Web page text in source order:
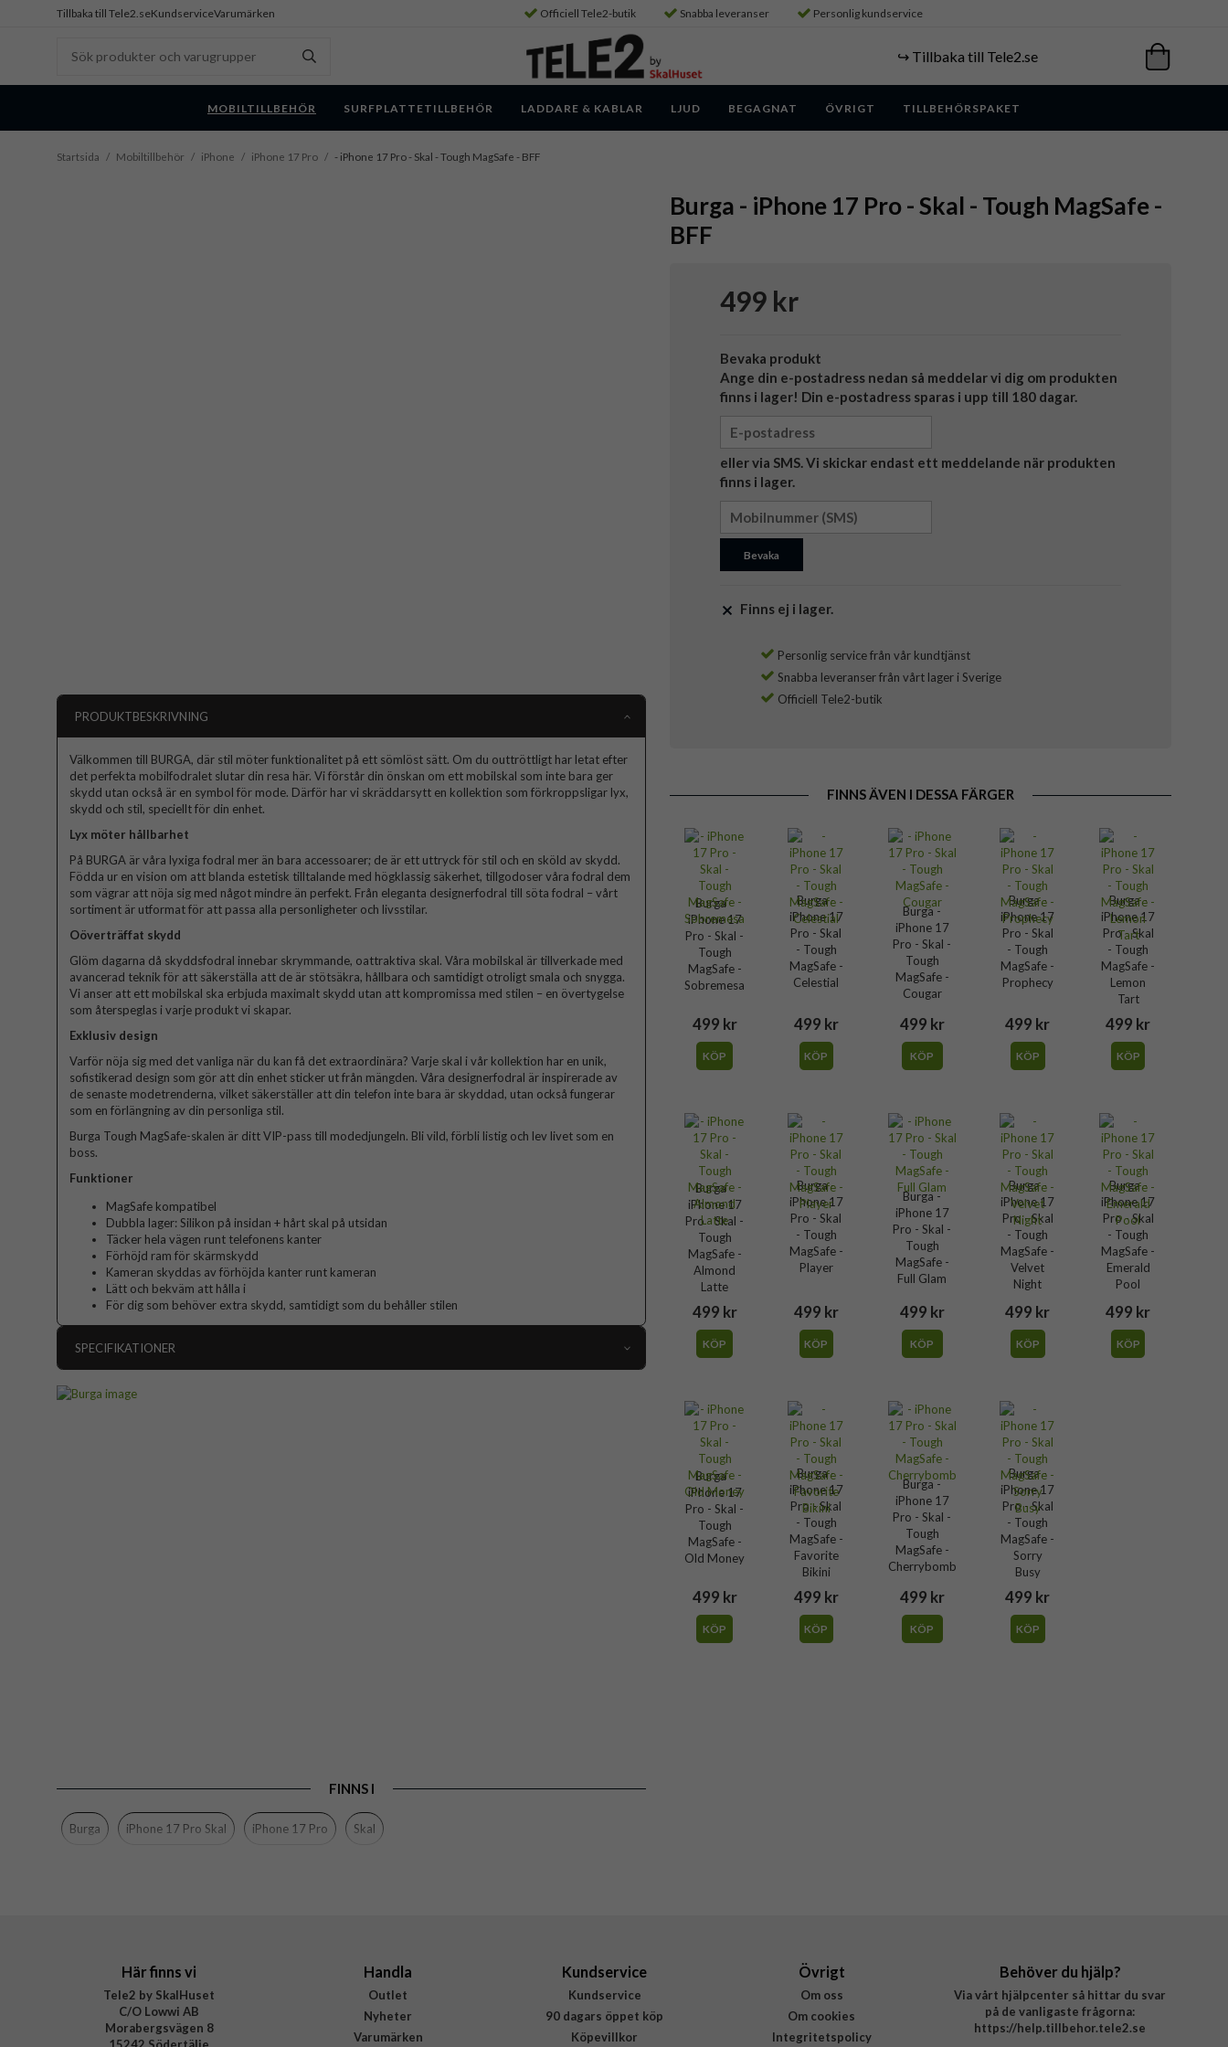
Tillbaka till Tele2.seKundserviceVarumärken Officiell Tele2-butik Snabba leveranser Personlig kundservice
↪️ Tillbaka till Tele2.se
MOBILTILLBEHÖR SURFPLATTETILLBEHÖR LADDARE & KABLAR LJUD BEGAGNAT ÖVRIGT TILLBEHÖRSPAKET
Startsida / Mobiltillbehör / iPhone / iPhone 17 Pro / - iPhone 17 Pro - Skal - Tough MagSafe - BFF
Burga - iPhone 17 Pro - Skal - Tough MagSafe -
BFF
499 kr
Bevaka produkt
Ange din e-postadress nedan så meddelar vi dig om produkten
finns i lager! Din e-postadress sparas i upp till 180 dagar.
eller via SMS. Vi skickar endast ett meddelande när produkten
finns i lager.
Bevaka
Finns ej i lager.
Personlig service från vår kundtjänst
Snabba leveranser från vårt lager i Sverige
Officiell Tele2-butik
FINNS ÄVEN I DESSA FÄRGER
Burga -
iPhone 17
Pro - Skal -
Tough
MagSafe -
Sobremesa
499 kr
KÖP
Burga -
iPhone 17
Pro - Skal
- Tough
MagSafe -
Celestial
499 kr
KÖP
Burga -
iPhone 17
Pro - Skal -
Tough
MagSafe -
Cougar
499 kr
KÖP
Burga -
iPhone 17
Pro - Skal
- Tough
MagSafe -
Prophecy
499 kr
KÖP
Burga -
iPhone 17
Pro - Skal
- Tough
MagSafe -
Lemon
Tart
499 kr
KÖP
Burga -
iPhone 17
Pro - Skal -
Tough
MagSafe -
Almond
Latte
499 kr
KÖP
Burga -
iPhone 17
Pro - Skal
- Tough
MagSafe -
Player
499 kr
KÖP
Burga -
iPhone 17
Pro - Skal -
Tough
MagSafe -
Full Glam
499 kr
KÖP
Burga -
iPhone 17
Pro - Skal
- Tough
MagSafe -
Velvet
Night
499 kr
KÖP
Burga -
iPhone 17
Pro - Skal
- Tough
MagSafe -
Emerald
Pool
499 kr
KÖP
Burga -
iPhone 17
Pro - Skal -
Tough
MagSafe -
Old Money
499 kr
KÖP
Burga -
iPhone 17
Pro - Skal
- Tough
MagSafe -
Favorite
Bikini
499 kr
KÖP
Burga -
iPhone 17
Pro - Skal -
Tough
MagSafe -
Cherrybomb
499 kr
KÖP
Burga -
iPhone 17
Pro - Skal
- Tough
MagSafe -
Sorry
Busy
499 kr
KÖP
PRODUKTBESKRIVNING
Välkommen till BURGA, där stil möter funktionalitet på ett sömlöst sätt. Om du outtröttligt har letat efter
det perfekta mobilfodralet slutar din resa här. Vi förstår din önskan om ett mobilskal som inte bara ger
skydd utan också är en symbol för mode. Därför har vi skräddarsytt en kollektion som förkroppsligar lyx,
skydd och stil, speciellt för din enhet.
Lyx möter hållbarhet
På BURGA är våra lyxiga fodral mer än bara accessoarer; de är ett uttryck för stil och en sköld av skydd.
Födda ur en vision om att blanda estetisk tilltalande med högklassig säkerhet, tillgodoser våra fodral dem
som vägrar att nöja sig med något mindre än perfekt. Från eleganta designerfodral till söta fodral – vårt
sortiment är utformat för att passa alla personligheter och livsstilar.
Oöverträffat skydd
Glöm dagarna då skyddsfodral innebar skrymmande, oattraktiva skal. Våra mobilskal är tillverkade med
avancerad teknik för att säkerställa att de är stötsäkra, hållbara och samtidigt otroligt smala och snygga.
Vi anser att ett mobilskal ska erbjuda maximalt skydd utan att kompromissa med stilen – en övertygelse
som återspeglas i varje produkt vi skapar.
Exklusiv design
Varför nöja sig med det vanliga när du kan få det extraordinära? Varje skal i vår kollektion har en unik,
sofistikerad design som gör att din enhet sticker ut från mängden. Våra designerfodral är inspirerade av
de senaste modetrenderna, vilket säkerställer att din telefon inte bara är skyddad, utan också fungerar
som en förlängning av din personliga stil.
Burga Tough MagSafe-skalen är ditt VIP-pass till modedjungeln. Bli vild, förbli listig och lev livet som en
boss.
Funktioner
MagSafe kompatibel
Dubbla lager: Silikon på insidan + hårt skal på utsidan
Täcker hela vägen runt telefonens kanter
Förhöjd ram för skärmskydd
Kameran skyddas av förhöjda kanter runt kameran
Lätt och bekväm att hålla i
För dig som behöver extra skydd, samtidigt som du behåller stilen
SPECIFIKATIONER
FINNS I
Burga iPhone 17 Pro Skal iPhone 17 Pro Skal
Här finns vi
Tele2 by SkalHuset
C/O Lowwi AB
Morabergsvägen 8
15242 Södertälje
Handla
Outlet
Nyheter
Varumärken
Kundservice
Kundservice
90 dagars öppet köp
Köpevillkor
Övrigt
Om oss
Om cookies
Integritetspolicy
Behöver du hjälp?
Via vårt hjälpcenter så hittar du svar
på de vanligaste frågorna:
https://help.tillbehor.tele2.se